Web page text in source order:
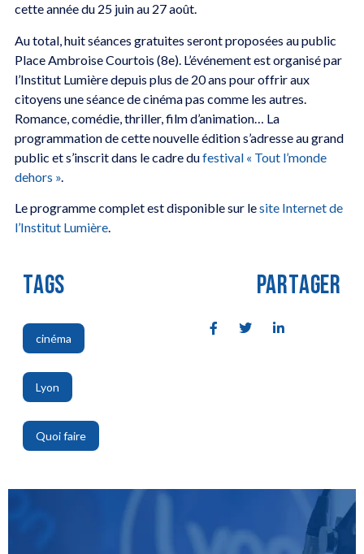
cette année du 25 juin au 27 août.
Au total, huit séances gratuites seront proposées au public
Place Ambroise Courtois (8e). L’événement est organisé par
l’Institut Lumière depuis plus de 20 ans pour offrir aux
citoyens une séance de cinéma pas comme les autres.
Romance, comédie, thriller, film d’animation… La
programmation de cette nouvelle édition s’adresse au grand
public et s’inscrit dans le cadre dufestival « Tout l’monde
dehors ».
Le programme complet est disponible sur lesite Internet de
l’Institut Lumière.
TAGS
cinéma
,
Lyon
,
Quoi faire
PARTAGER